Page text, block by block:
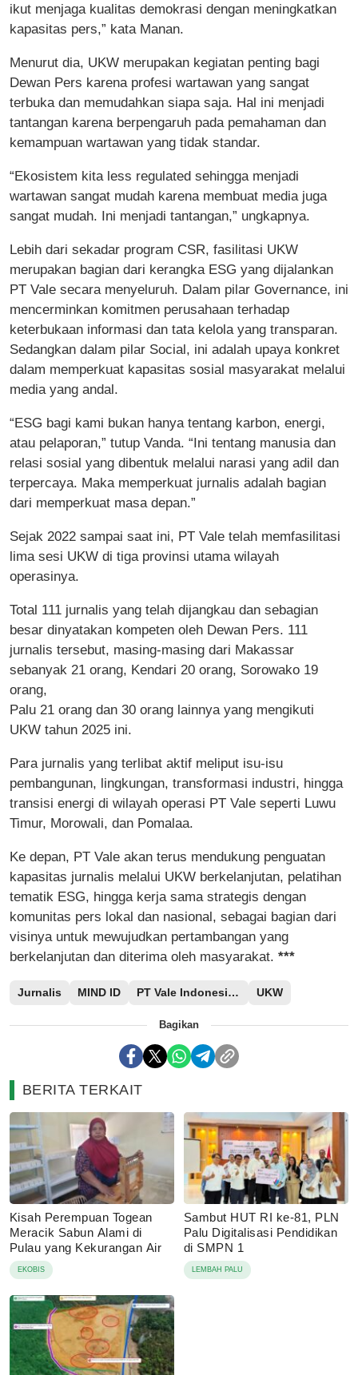
ikut menjaga kualitas demokrasi dengan meningkatkan
kapasitas pers,” kata Manan.
Menurut dia, UKW merupakan kegiatan penting bagi
Dewan Pers karena profesi wartawan yang sangat
terbuka dan memudahkan siapa saja. Hal ini menjadi
tantangan karena berpengaruh pada pemahaman dan
kemampuan wartawan yang tidak standar.
“Ekosistem kita less regulated sehingga menjadi
wartawan sangat mudah karena membuat media juga
sangat mudah. Ini menjadi tantangan,” ungkapnya.
Lebih dari sekadar program CSR, fasilitasi UKW
merupakan bagian dari kerangka ESG yang dijalankan
PT Vale secara menyeluruh. Dalam pilar Governance, ini
mencerminkan komitmen perusahaan terhadap
keterbukaan informasi dan tata kelola yang transparan.
Sedangkan dalam pilar Social, ini adalah upaya konkret
dalam memperkuat kapasitas sosial masyarakat melalui
media yang andal.
“ESG bagi kami bukan hanya tentang karbon, energi,
atau pelaporan,” tutup Vanda. “Ini tentang manusia dan
relasi sosial yang dibentuk melalui narasi yang adil dan
terpercaya. Maka memperkuat jurnalis adalah bagian
dari memperkuat masa depan.”
Sejak 2022 sampai saat ini, PT Vale telah memfasilitasi
lima sesi UKW di tiga provinsi utama wilayah
operasinya.
Total 111 jurnalis yang telah dijangkau dan sebagian
besar dinyatakan kompeten oleh Dewan Pers. 111
jurnalis tersebut, masing-masing dari Makassar
sebanyak 21 orang, Kendari 20 orang, Sorowako 19
orang,
Palu 21 orang dan 30 orang lainnya yang mengikuti
UKW tahun 2025 ini.
Para jurnalis yang terlibat aktif meliput isu-isu
pembangunan, lingkungan, transformasi industri, hingga
transisi energi di wilayah operasi PT Vale seperti Luwu
Timur, Morowali, dan Pomalaa.
Ke depan, PT Vale akan terus mendukung penguatan
kapasitas jurnalis melalui UKW berkelanjutan, pelatihan
tematik ESG, hingga kerja sama strategis dengan
komunitas pers lokal dan nasional, sebagai bagian dari
visinya untuk mewujudkan pertambangan yang
berkelanjutan dan diterima oleh masyarakat. ***
Jurnalis MIND ID PT Vale Indonesia Tbk UKW
Bagikan
BERITA TERKAIT
Kisah Perempuan Togean
Meracik Sabun Alami di
Pulau yang Kekurangan Air
EKOBIS
Sambut HUT RI ke-81, PLN
Palu Digitalisasi Pendidikan
di SMPN 1
LEMBAH PALU